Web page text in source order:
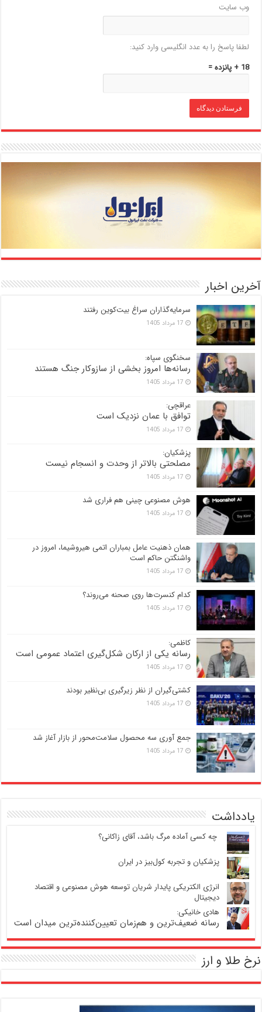
وب‌ سایت
لطفا پاسخ را به عدد انگلیسی وارد کنید:
18 + پانزده =
آخرین اخبار
سرمایه‌گذاران سراغ بیت‌کوین رفتند
17 مرداد 1405
سخنگوی سپاه:
رسانه‌ها امروز بخشی از سازوکار جنگ هستند
17 مرداد 1405
عراقچی:
توافق با عمان نزدیک است
17 مرداد 1405
پزشکیان:
مصلحتی بالاتر از وحدت و انسجام نیست
17 مرداد 1405
هوش مصنوعی چینی هم فراری شد
17 مرداد 1405
همان ذهنیت عامل بمباران اتمی هیروشیما، امروز در
واشنگتن حاکم است
17 مرداد 1405
کدام کنسرت‌ها روی صحنه می‌روند؟
17 مرداد 1405
کاظمی:
رسانه یکی از ارکان شکل‌گیری اعتماد عمومی است
17 مرداد 1405
کشتی‌گیران از نظر زیرگیری بی‌نظیر بودند
17 مرداد 1405
جمع آوری سه محصول سلامت‌محور از بازار آغاز شد
17 مرداد 1405
یادداشت
‍ چه کسی آماده مرگ باشد، آقای زاکانی؟
پزشکیان و تجربه کول‌بیز در ایران
انرژی الکتریکی پایدار شریان توسعه هوش مصنوعی و اقتصاد
دیجیتال
هادی خانیکی:
رسانه ضعیف‌ترین و هم‌زمان تعیین‌کننده‌ترین میدان است
نرخ طلا و ارز